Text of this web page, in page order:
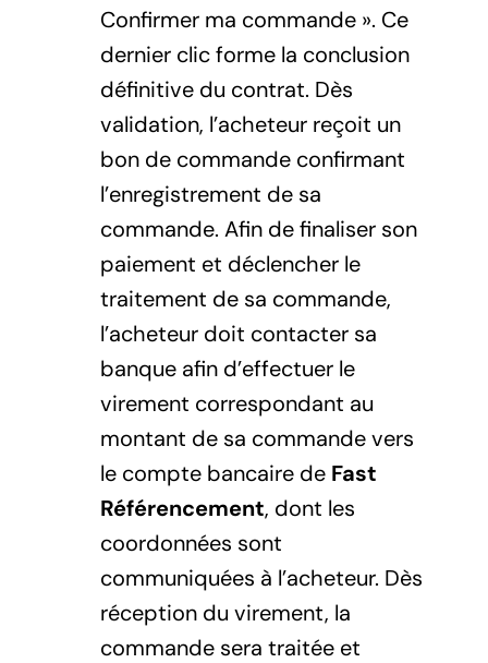
Confirmer ma commande ». Ce
dernier clic forme la conclusion
définitive du contrat. Dès
validation, l’acheteur reçoit un
bon de commande confirmant
l’enregistrement de sa
commande. Afin de finaliser son
paiement et déclencher le
traitement de sa commande,
l’acheteur doit contacter sa
banque afin d’effectuer le
virement correspondant au
montant de sa commande vers
le compte bancaire de Fast
Référencement, dont les
coordonnées sont
communiquées à l’acheteur. Dès
réception du virement, la
commande sera traitée et